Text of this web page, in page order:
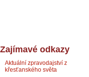
Zajímavé odkazy
Aktuální zpravodajství z
křesťanského světa